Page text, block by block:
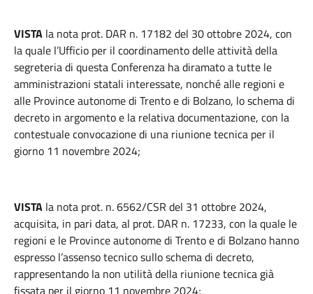
VISTA la nota prot. DAR n. 17182 del 30 ottobre 2024, con
la quale l’Ufficio per il coordinamento delle attività della
segreteria di questa Conferenza ha diramato a tutte le
amministrazioni statali interessate, nonché alle regioni e
alle Province autonome di Trento e di Bolzano, lo schema di
decreto in argomento e la relativa documentazione, con la
contestuale convocazione di una riunione tecnica per il
giorno 11 novembre 2024;
VISTA la nota prot. n. 6562/CSR del 31 ottobre 2024,
acquisita, in pari data, al prot. DAR n. 17233, con la quale le
regioni e le Province autonome di Trento e di Bolzano hanno
espresso l’assenso tecnico sullo schema di decreto,
rappresentando la non utilità della riunione tecnica già
fissata per il giorno 11 novembre 2024;